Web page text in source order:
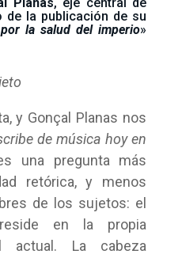
de la publicación de su
la salud del imperio»
y Gonçal Planas nos
de música hoy en
una pregunta más
retórica, y menos
de los sujetos: el
en la propia
actual. La cabeza